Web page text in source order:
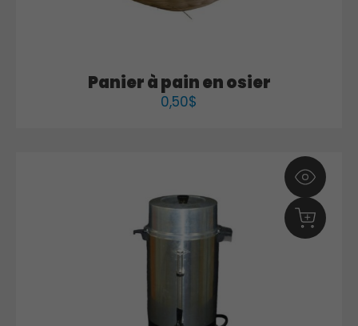
Panier à pain en osier
0,50$